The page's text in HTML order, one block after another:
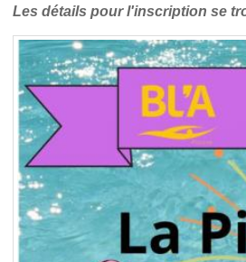
Les détails pour l'inscription se